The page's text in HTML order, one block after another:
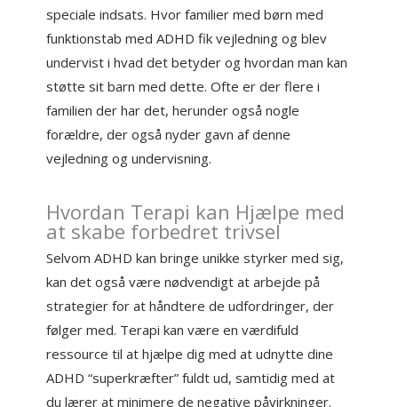
speciale indsats. Hvor familier med børn med
funktionstab med ADHD fik vejledning og blev
undervist i hvad det betyder og hvordan man kan
støtte sit barn med dette. Ofte er der flere i
familien der har det, herunder også nogle
forældre, der også nyder gavn af denne
vejledning og undervisning.
Hvordan Terapi kan Hjælpe med
at skabe forbedret trivsel
Selvom ADHD kan bringe unikke styrker med sig,
kan det også være nødvendigt at arbejde på
strategier for at håndtere de udfordringer, der
følger med. Terapi kan være en værdifuld
ressource til at hjælpe dig med at udnytte dine
ADHD “superkræfter” fuldt ud, samtidig med at
du lærer at minimere de negative påvirkninger.